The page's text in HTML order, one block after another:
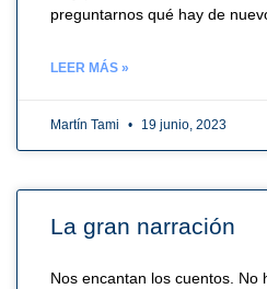
preguntarnos qué hay de
LEER MÁS »
Martín Tami 19 junio, 2023
La gran narración
Nos encantan los cuentos. No